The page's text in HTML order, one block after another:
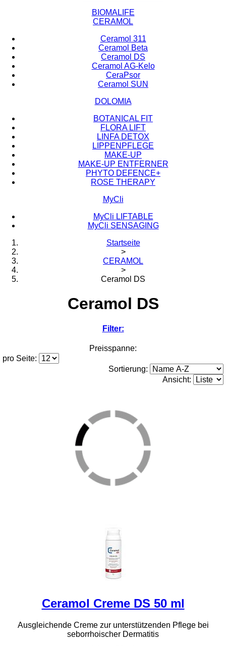
BIOMALIFE
CERAMOL
Ceramol 311
Ceramol Beta
Ceramol DS
Ceramol AG-Kelo
CeraPsor
Ceramol SUN
DOLOMIA
BOTANICAL FIT
FLORA LIFT
LINFA DETOX
LIPPENPFLEGE
MAKE-UP
MAKE-UP ENTFERNER
PHYTO DEFENCE+
ROSE THERAPY
MyCli
MyCli LIFTABLE
MyCli SENSAGING
Startseite
>
CERAMOL
>
Ceramol DS
Ceramol DS
Filter:
Preisspanne:
pro Seite:
Sortierung:
Ansicht:
Ceramol Creme DS 50 ml
Ausgleichende Creme zur unterstützenden Pflege bei
seborrhoischer Dermatitis